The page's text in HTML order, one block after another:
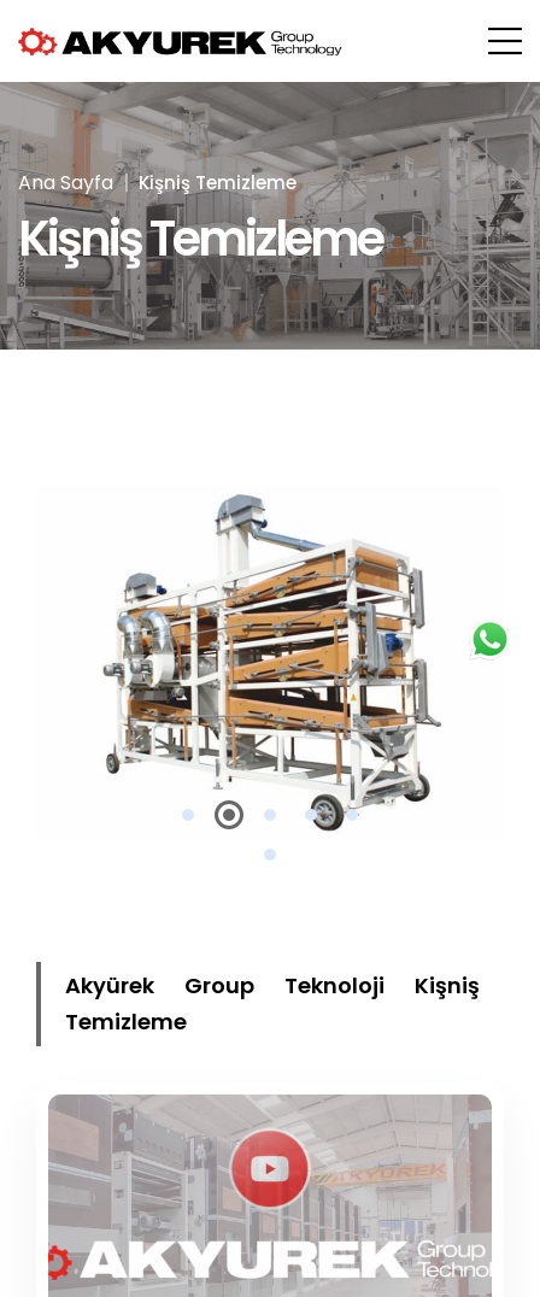
Ana Sayfa Kişniş Temizleme
Kişniş Temizleme
Akyürek Group Teknoloji Kişniş
Temizleme